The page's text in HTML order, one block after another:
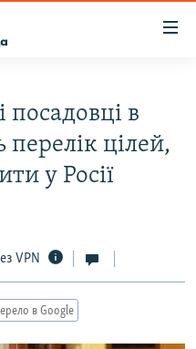
посадовці в
цілей,
у Росії
VPN
в Google